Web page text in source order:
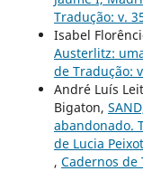
Tradução: v.
Isabel
Austerlitz:
de Tradução:
André Luís
Bigaton,
abandonado.
de Lucia
, Cadernos de